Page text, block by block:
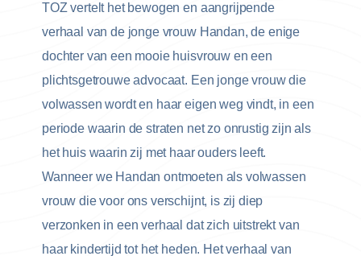
TOZ vertelt het bewogen en aangrijpende
verhaal van de jonge vrouw Handan, de enige
dochter van een mooie huisvrouw en een
plichtsgetrouwe advocaat. Een jonge vrouw die
volwassen wordt en haar eigen weg vindt, in een
periode waarin de straten net zo onrustig zijn als
het huis waarin zij met haar ouders leeft.
Wanneer we Handan ontmoeten als volwassen
vrouw die voor ons verschijnt, is zij diep
verzonken in een verhaal dat zich uitstrekt van
haar kindertijd tot het heden. Het verhaal van